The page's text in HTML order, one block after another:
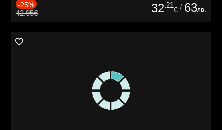
-25%
42.95€ 32.21
€ / 63лв.